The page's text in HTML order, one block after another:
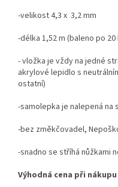
-velikost 4,3 x 3,2 mm
-délka 1,52 m (baleno po
- vložka je vždy na jedné
akrylové lepidlo s
ostatní)
-samolepka je nalepená na
-bez změkčovadel,
-snadno se stříhá nůžkami
Výhodná cena při